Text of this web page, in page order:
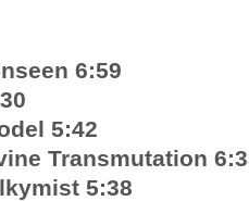
6:59
5:42
Transmutation
5:38